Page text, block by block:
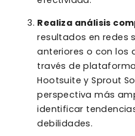
Realiza análisis
resultados en redes
anteriores o con los
través de
Hootsuite y Sprout
perspectiva más
identificar
debilidades.